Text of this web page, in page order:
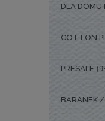
DLA DOMU
COTTON
PRESALE
BARANEK